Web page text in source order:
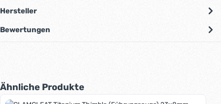
Hersteller
Bewertungen
Produktgalerie überspringen
Ähnliche Produkte